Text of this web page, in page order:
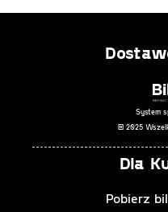
momencie, w którym kończy
taki dzień – ostatnią wielką
Reżyseria: Katarzyna
Premiera: 24 kwietnia 2026,
System
© 2025
Dla
Pobierz